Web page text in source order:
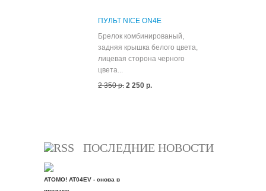
ПУЛЬТ NICE ON4E
Брелок комбинированый,
задняя крышка белого цвета,
лицевая сторона черного
цвета...
2 350 р. 2 250 р.
ПОСЛЕДНИЕ НОВОСТИ
ATOMO! AT04EV - снова в